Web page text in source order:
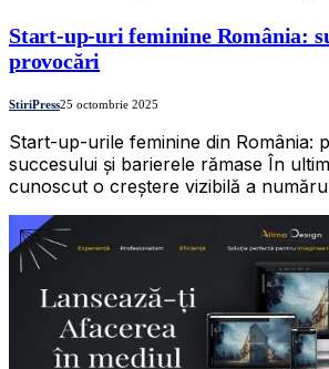
Start-up-uri feminine România:
provocări
StiriPress25 octombrie 2025
Start-up-urile feminine din România:
succesului și barierele rămase În
cunoscut o creștere vizibilă a